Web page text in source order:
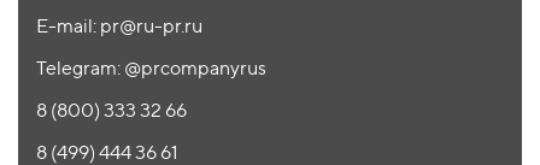
E-mail: pr@ru-pr.ru
Telegram: @prcompanyrus
8 (800) 333 32 66
8 (499) 444 36 61